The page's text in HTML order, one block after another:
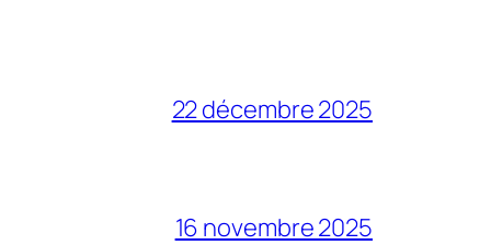
22 décembre 2025
16 novembre 2025